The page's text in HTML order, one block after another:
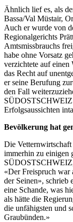
Ähnlich lief es, als
Bassa/Val Müstair,
Auch er wurde von
Regionalgerichts
Amtsmissbrauchs
habe ohne Vorsatz
verzichtete auf
das Recht auf
er seine Berufung
den Fall
SÜDOSTSCHWEIZ
Erfolgsaussichten
Bevölkerung hat
Die
immerhin zu einigen
«Der Freispruch war
der Seinen», schrieb
eine Schande, was
als hätte die
die unfähigsten und
Graubünden.»